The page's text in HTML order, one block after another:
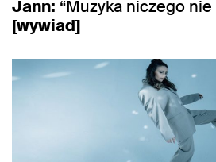
Jann: “Muzyka niczego nie
[wywiad]